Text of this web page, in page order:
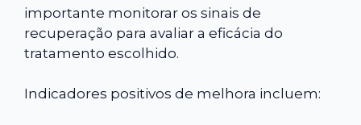
importante monitorar os sinais de
recuperação para avaliar a eficácia do
tratamento escolhido.
Indicadores positivos de melhora incluem: